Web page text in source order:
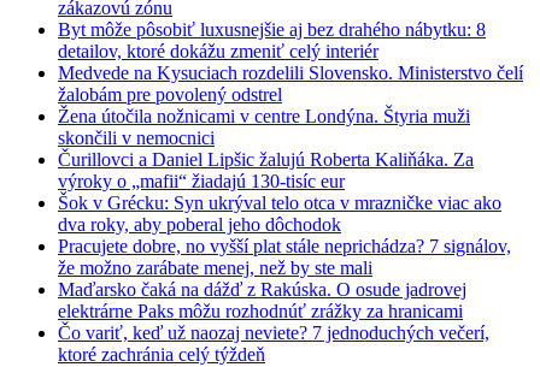
zákazovú zónu
Byt môže pôsobiť luxusnejšie aj bez drahého nábytku: 8
detailov, ktoré dokážu zmeniť celý interiér
Medvede na Kysuciach rozdelili Slovensko. Ministerstvo čelí
žalobám pre povolený odstrel
Žena útočila nožnicami v centre Londýna. Štyria muži
skončili v nemocnici
Čurillovci a Daniel Lipšic žalujú Roberta Kaliňáka. Za
výroky o „mafii“ žiadajú 130-tisíc eur
Šok v Grécku: Syn ukrýval telo otca v mrazničke viac ako
dva roky, aby poberal jeho dôchodok
Pracujete dobre, no vyšší plat stále neprichádza? 7 signálov,
že možno zarábate menej, než by ste mali
Maďarsko čaká na dážď z Rakúska. O osude jadrovej
elektrárne Paks môžu rozhodnúť zrážky za hranicami
Čo variť, keď už naozaj neviete? 7 jednoduchých večerí,
ktoré zachránia celý týždeň